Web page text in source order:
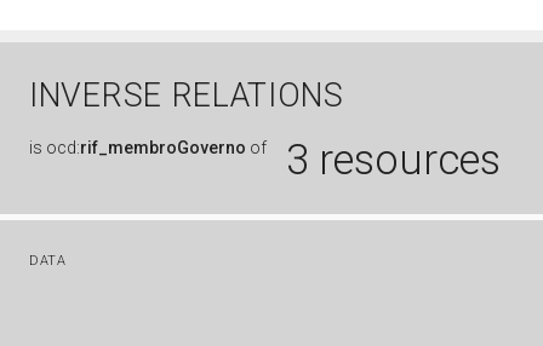
INVERSE RELATIONS
is ocd:rif_membroGoverno of 3 resources
DATA